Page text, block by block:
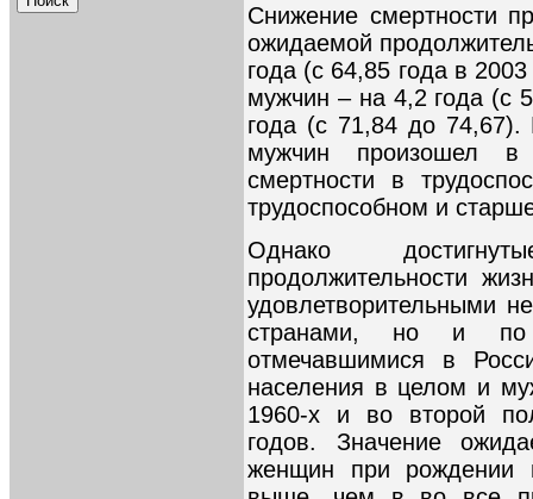
Снижение смертности
ожидаемой
года (с 64,85 года в
мужчин – на 4,2 года (с
года (с 71,84 до 74,67).
мужчин произошел
смертности в
трудоспособном и
Однако
продолжительности
удовлетворительными
странами, но и по
отмечавшимися в
населения в целом и
1960-х и во второй
годов. Значение
женщин при рождении